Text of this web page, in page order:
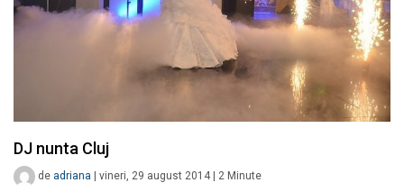
DJ nunta Cluj
de adriana vineri, 29 august 2014 2 Minute